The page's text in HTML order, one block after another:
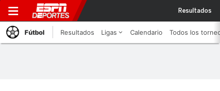
Resultados
Fútbol Resultados Ligas Calendario Todos los